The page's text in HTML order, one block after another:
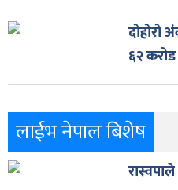
दोहोरो
६२ करोड
लाईभ नेपाल बिशेष